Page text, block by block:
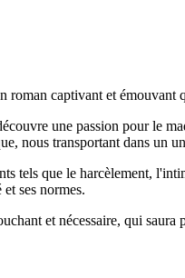
roman captivant et
une passion pour le
nous transportant dans un
tels que le harcèlement,
ses normes.
et nécessaire, qui